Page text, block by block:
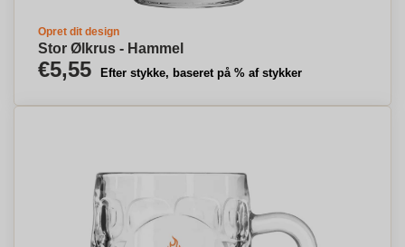
Opret dit design
Stor Ølkrus - Hammel
€5,55 Efter stykke, baseret på % af stykker